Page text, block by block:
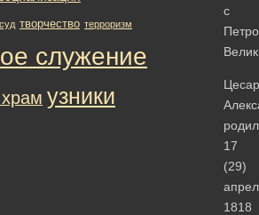
с
17
(29)
1818
суд творчество терроризм
служение
узники